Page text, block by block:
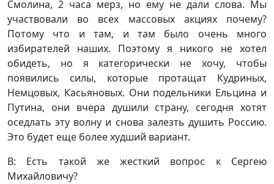
Смолина, 2 часа мерз, но ему не дали слова. Мы
участвовали во всех массовых акциях почему?
Потому что и там, и там было очень много
избирателей наших. Поэтому я никого не хотел
обидеть, но я категорически не хочу, чтобы
появились силы, которые протащат Кудриных,
Немцовых, Касьяновых. Они подельники Ельцина и
Путина, они вчера душили страну, сегодня хотят
оседлать эту волну и снова залезть душить Россию.
Это будет еще более худший вариант.
В: Есть такой же жесткий вопрос к Сергею
Михайловичу?